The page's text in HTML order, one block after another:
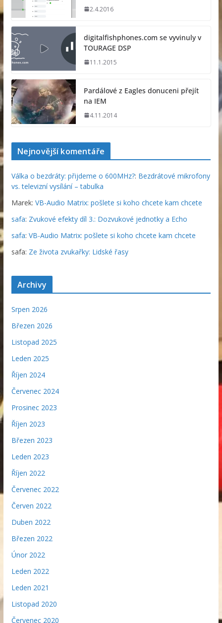
2.4.2016
digitalfishphones.com se vyvinuly v
TOURAGE DSP
11.1.2015
Pardálové z Eagles donuceni přejít
na IEM
4.11.2014
Nejnovější komentáře
Válka o bezdráty: přijdeme o 600MHz?: Bezdrátové mikrofony
vs. televizní vysílání – tabulka
Marek: VB-Audio Matrix: pošlete si koho chcete kam chcete
safa: Zvukové efekty díl 3.: Dozvukové jednotky a Echo
safa: VB-Audio Matrix: pošlete si koho chcete kam chcete
safa: Ze života zvukařky: Lidské řasy
Archivy
Srpen 2026
Březen 2026
Listopad 2025
Leden 2025
Říjen 2024
Červenec 2024
Prosinec 2023
Říjen 2023
Březen 2023
Leden 2023
Říjen 2022
Červenec 2022
Červen 2022
Duben 2022
Březen 2022
Únor 2022
Leden 2022
Leden 2021
Listopad 2020
Červenec 2020